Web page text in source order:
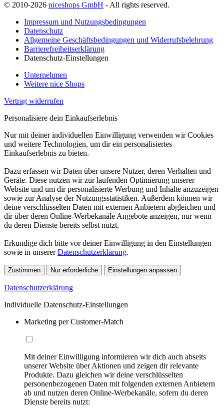
© 2010-2026 niceshops GmbH - All rights reserved.
Impressum und Nutzungsbedingungen
Datenschutz
Allgemeine Geschäftsbedingungen und Widerrufsbelehrung
Barrierefreiheitserklärung
Datenschutz-Einstellungen
Unternehmen
Weitere nice Shops
Vertrag widerrufen
Personalisiere dein Einkaufserlebnis
Nur mit deiner individuellen Einwilligung verwenden wir Cookies
und weitere Technologien, um dir ein personalisiertes
Einkaufserlebnis zu bieten.
Dazu erfassen wir Daten über unsere Nutzer, deren Verhalten und
Geräte. Diese nutzen wir zur laufenden Optimierung unserer
Website und um dir personalisierte Werbung und Inhalte anzuzeigen
sowie zur Analyse der Nutzungsstatistiken. Außerdem können wir
deine verschlüsselten Daten mit externen Anbietern abgleichen und
dir über deren Online-Werbekanäle Angebote anzeigen, nur wenn
du deren Dienste bereits selbst nutzt.
Erkundige dich bitte vor deiner Einwilligung in den Einstellungen
sowie in unsererDatenschutzerklärung.
Zustimmen Nur erforderliche Einstellungen anpassen
Datenschutzerklärung
Individuelle Datenschutz-Einstellungen
Marketing per Customer-Match
Mit deiner Einwilligung informieren wir dich auch abseits
unserer Website über Aktionen und zeigen dir relevante
Produkte. Dazu gleichen wir deine verschlüsselten
personenbezogenen Daten mit folgenden externen Anbietern
ab und nutzen deren Online-Werbekanäle, sofern du deren
Dienste bereits nutzt: